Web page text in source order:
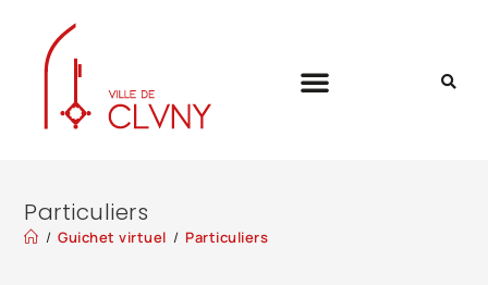
Particuliers
/ Guichet virtuel / Particuliers